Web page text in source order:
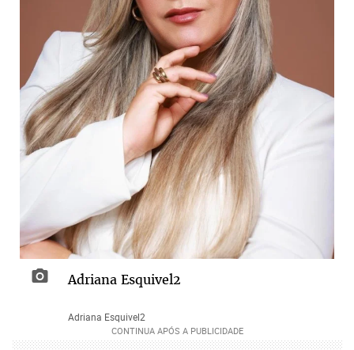
Adriana Esquivel2
Adriana Esquivel2